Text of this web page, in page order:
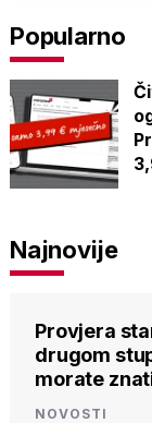
Popularno
Najnovije
Provjera
drugom
morate
NOVOSTI